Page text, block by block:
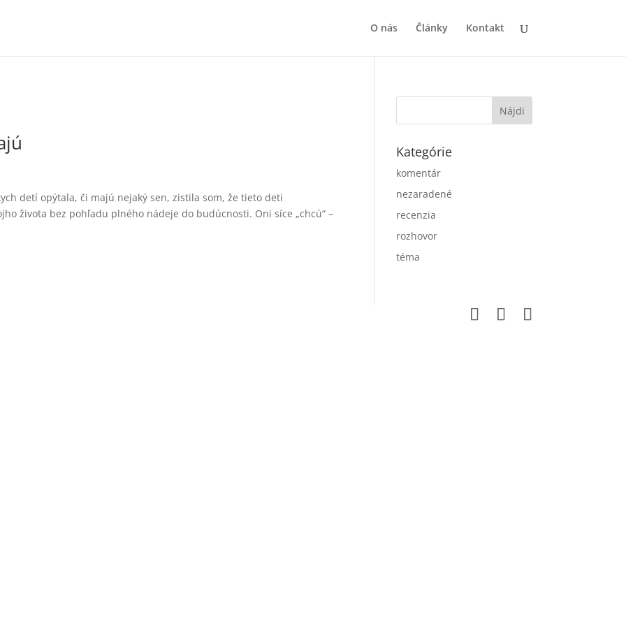
O nás Články Kontakt
detí opýtala, či majú nejaký sen, zistila som, že tieto deti
života bez pohľadu plného nádeje do budúcnosti. Oni síce „chcú“ –
Kategórie
komentár
nezaradené
recenzia
rozhovor
téma